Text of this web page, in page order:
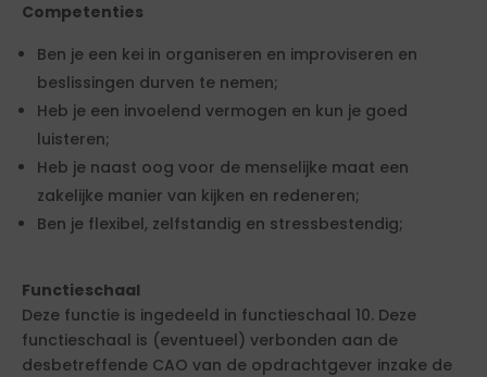
Competenties
Ben je een kei in organiseren en improviseren en
beslissingen durven te nemen;
Heb je een invoelend vermogen en kun je goed
luisteren;
Heb je naast oog voor de menselijke maat een
zakelijke manier van kijken en redeneren;
Ben je flexibel, zelfstandig en stressbestendig;
Functieschaal
Deze functie is ingedeeld in functieschaal 10. Deze
functieschaal is (eventueel) verbonden aan de
desbetreffende CAO van de opdrachtgever inzake de